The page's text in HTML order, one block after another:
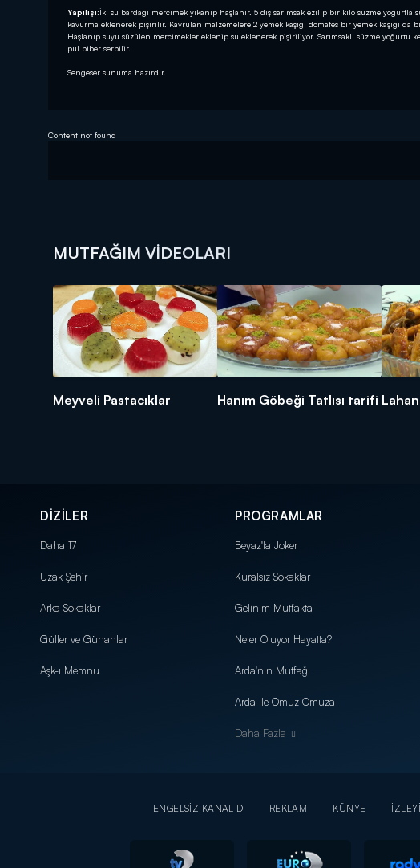
Yapılışı:İki su bardağı mercimek yıkanıp haşlanır. 5 diş sarımsak ezilip bir kilo süzme
kavurma eklenerek pişirilir. Kavrulan malzemelere 2 yemek kaşığı domates bir yemek kaşığı
Haşlanıp suyu süzülen mercimekler eklenip su eklenerek pişiriliyor. Sarımsaklı süzme
pul biber serpilir.
Sengeser sunuma hazırdır.
Content not found
MUTFAĞIM VIDEOLARI
Meyveli Pastacıklar Hanım Göbeği Tatlısı tarifi
DİZİLER
Daha 17
Uzak Şehir
Arka Sokaklar
Güller ve Günahlar
Aşk-ı Memnu
PROGRAMLAR
Beyaz'la Joker
Kuralsız Sokaklar
Gelinim Mutfakta
Neler Oluyor Hayatta?
Arda'nın Mutfağı
Arda ile Omuz Omuza
Daha Fazla
ENGELSİZ KANAL D REKLAM KÜNYE